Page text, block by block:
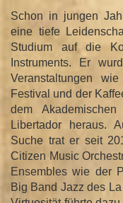
​​Schon in jungen
eine tiefe
Studium auf die
Instruments. Er
Veranstaltungen
Festival und der
dem
Libertador heraus.
Suche trat er seit
Citizen Music
Ensembles wie der
Big Band Jazz des